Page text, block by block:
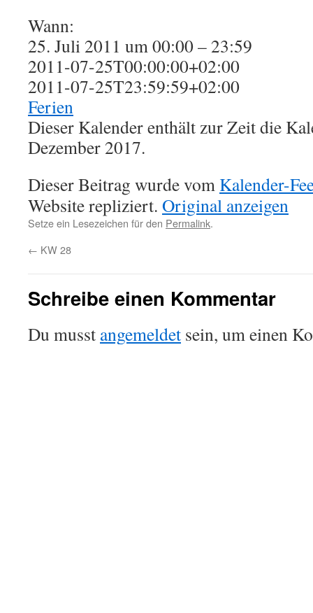
Wann:
25. Juli 2011 um 00:00 – 23:59
2011-07-25T00:00:00+02:00
2011-07-25T23:59:59+02:00
Ferien
Dieser Kalender enthält zur Zeit die
Dezember 2017.
Dieser Beitrag wurde vom Kalender-
Website repliziert. Original anzeigen
Setze ein Lesezeichen für den Permalink.
← KW 28
Schreibe einen Kommentar
Du musst angemeldet sein, um einen